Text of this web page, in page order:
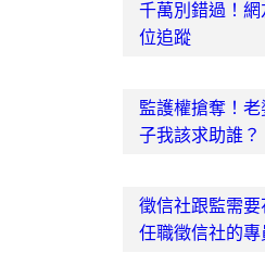
千萬別錯過！
位追蹤
監護權搶奪！
子我該求助誰？
徵信社跟監需
任職徵信社的專